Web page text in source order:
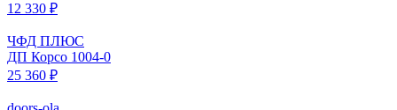
12 330 ₽
ЧФД ПЛЮС
ДП Корсо 1004-0
25 360 ₽